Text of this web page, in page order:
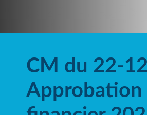
CM du 22-
Approbation